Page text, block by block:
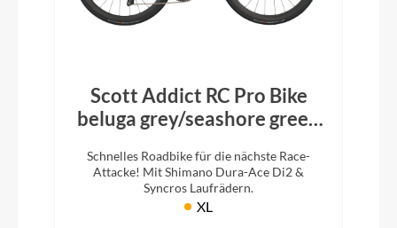
Scott Addict RC Pro Bike
beluga grey/seashore green
Schnelles Roadbike für die nächste Race-
Attacke! Mit Shimano Dura-Ace Di2 &
Syncros Laufrädern.
XL